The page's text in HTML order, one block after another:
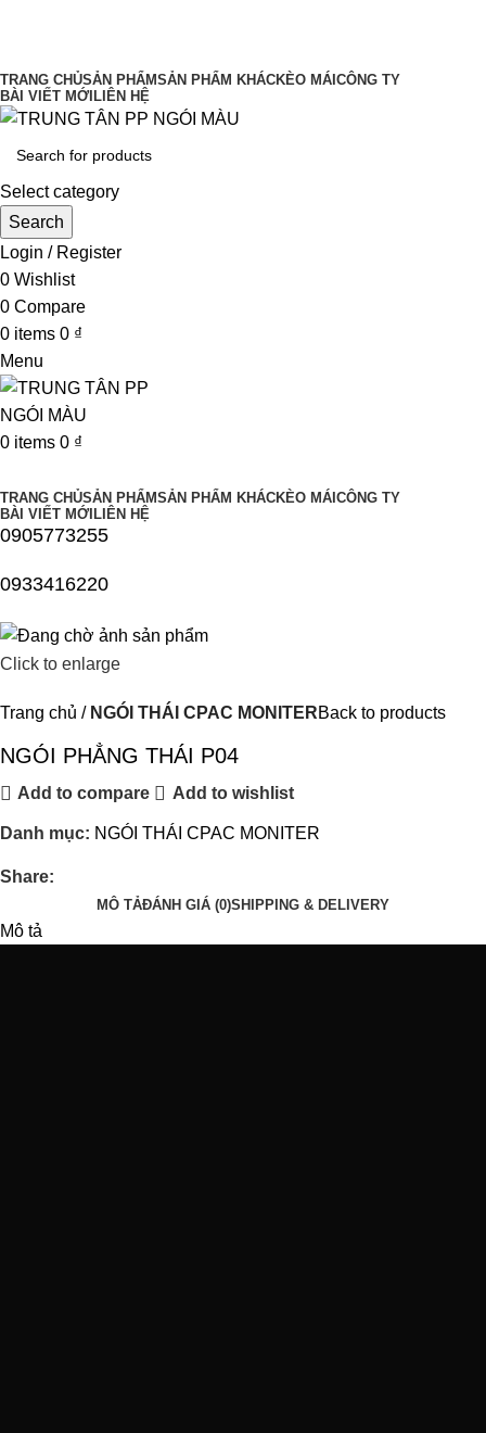
TRANG CHỦSẢN PHẨMSẢN PHẨM KHÁCKÈO MÁI CÔNG TY
BÀI VIẾT MỚI LIÊN HỆ
Select category
Search
Login / Register
0 Wishlist
0 Compare
0 items 0 ₫
Menu
0 items 0 ₫
TRANG CHỦSẢN PHẨMSẢN PHẨM KHÁCKÈO MÁI CÔNG TY
BÀI VIẾT MỚI LIÊN HỆ
0905773255
0933416220
Click to enlarge
Trang chủ NGÓI THÁI CPAC MONITERBack to products
NGÓI PHẲNG THÁI P04
Add to compare Add to wishlist
Danh mục: NGÓI THÁI CPAC MONITER
Share:
MÔ TẢĐÁNH GIÁ (0)SHIPPING & DELIVERY
Mô tả